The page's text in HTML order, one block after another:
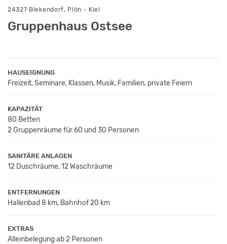
24327 Blekendorf, Plön - Kiel
Gruppenhaus Ostsee
HAUSEIGNUNG
Freizeit, Seminare, Klassen, Musik, Familien, private Feiern
KAPAZITÄT
80 Betten
2 Gruppenräume für 60 und 30 Personen
SANITÄRE ANLAGEN
12 Duschräume, 12 Waschräume
ENTFERNUNGEN
Hallenbad 8 km, Bahnhof 20 km
EXTRAS
Alleinbelegung ab 2 Personen